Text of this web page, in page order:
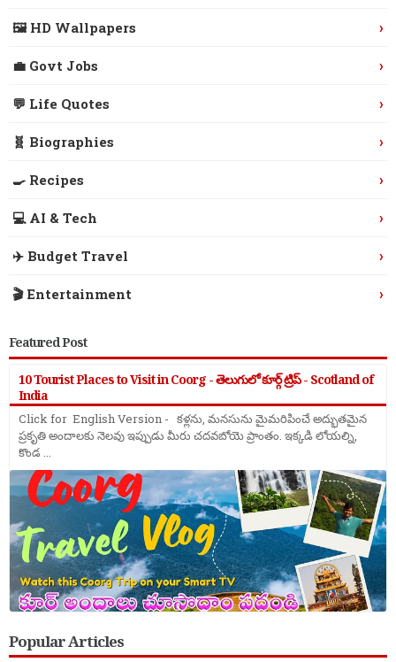
🖼️ HD Wallpapers ›
💼 Govt Jobs ›
💬 Life Quotes ›
🧬 Biographies ›
🍳 Recipes ›
💻 AI & Tech ›
✈️ Budget Travel ›
🎬 Entertainment ›
Featured Post
10 Tourist Places to Visit in Coorg - తెలుగులో కూర్గ్ ట్రిప్ - Scotland of
India
Click for English Version - కళ్లను, మనసును మైమరిపించే అద్భుతమైన
ప్రకృతి అందాలకు నెలవు ఇప్పుడు మీరు చదవబోయె ప్రాంతం. ఇక్కడి లోయల్ని,
కొండ ...
Popular Articles